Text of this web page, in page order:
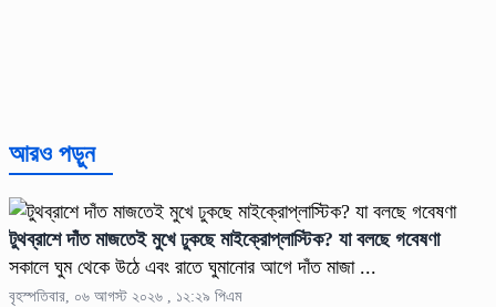
আরও পড়ুন
টুথব্রাশে দাঁত মাজতেই মুখে ঢুকছে মাইক্রোপ্লাস্টিক? যা বলছে গবেষণা
সকালে ঘুম থেকে উঠে এবং রাতে ঘুমানোর আগে দাঁত মাজা ...
বৃহস্পতিবার, ০৬ আগস্ট ২০২৬ , ১২:২৯ পিএম